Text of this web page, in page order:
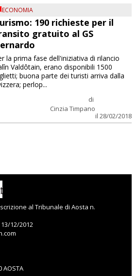
ECONOMIA
190 richieste per il
gratuito al GS
di
Cinzia Timpano
il 28/02/2018
la prima fase dell'iniziativa di rilancio
Valdôtain, erano disponibili 1500
buona parte dei turisti arriva dalla
perlop...
al Tribunale di Aosta n.
12/2012
AOSTA